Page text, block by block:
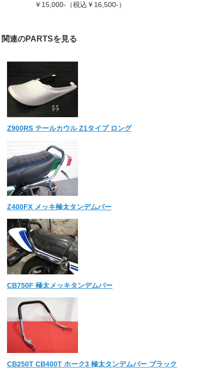
￥15,000-（税込￥16,500-）
関連のPARTSを見る
Z900RS テールカウル Z1タイプ ロング
Z400FX メッキ極太タンデムバー
CB750F 極太メッキタンデムバー
CB250T CB400T ホーク3 極太タンデムバー ブラック